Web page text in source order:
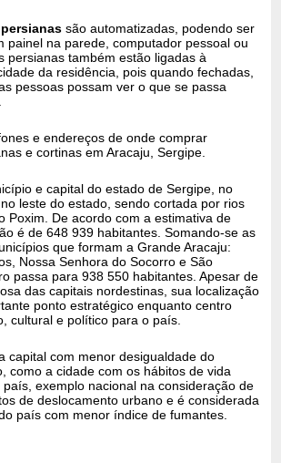
são automatizadas, podendo ser
painel na parede, computador pessoal ou
persianas também estão ligadas à
da residência, pois quando fechadas,
pessoas possam ver o que se passa
e endereços de onde comprar
e cortinas em Aracaju, Sergipe.
e capital do estado de Sergipe, no
leste do estado, sendo cortada por rios
Poxim. De acordo com a estimativa de
é de 648 939 habitantes. Somando-se as
que formam a Grande Aracaju:
Nossa Senhora do Socorro e São
passa para 938 550 habitantes. Apesar de
das capitais nordestinas, sua localização
ponto estratégico enquanto centro
cultural e político para o país.
capital com menor desigualdade do
como a cidade com os hábitos de vida
exemplo nacional na consideração de
de deslocamento urbano e é considerada
país com menor índice de fumantes.